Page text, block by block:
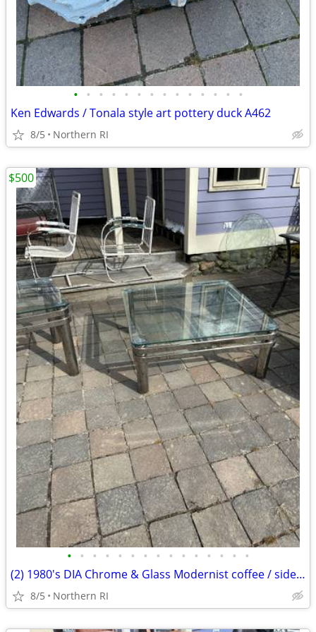
• • • • • • • • • • • • • •
Ken Edwards / Tonala style art pottery duck A462
8/5 Northern RI
• • • • • • • • • • • • • • •
(2) 1980's DIA Chrome & Glass Modernist coffee / side table B49
8/5 Northern RI
$500